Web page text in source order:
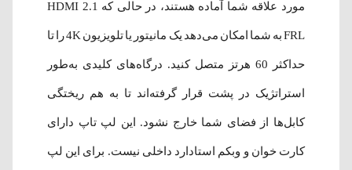
مورد علاقه شما آماده هستند، در حالی که HDMI 2.1
FRL به شما امکان می‌دهد یک مانیتور یا تلویزیون 4K را تا
حداکثر 60 هرتز متصل کنید. درگاه‌های کلیدی به‌طور
استراتژیک در پشت قرار گرفته‌اند تا به هم ریختگی
کابل‌ها از فضای شما خارج نشود. این لپ تاپ دارای
کارت خوان و وبکم استادارد داخلی نیست. برای این لپ